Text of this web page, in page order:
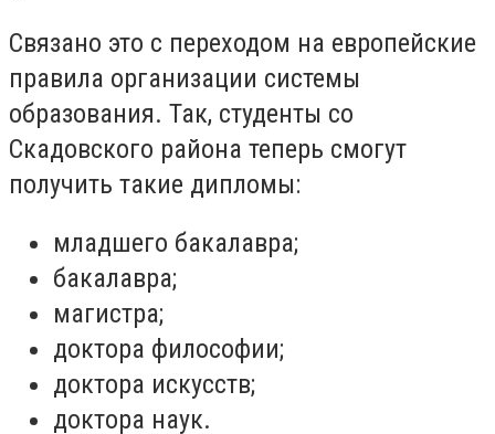
Связано это с переходом на европейские
правила организации системы
образования. Так, студенты со
Скадовского района теперь смогут
получить такие дипломы:
младшего бакалавра;
бакалавра;
магистра;
доктора философии;
доктора искусств;
доктора наук.